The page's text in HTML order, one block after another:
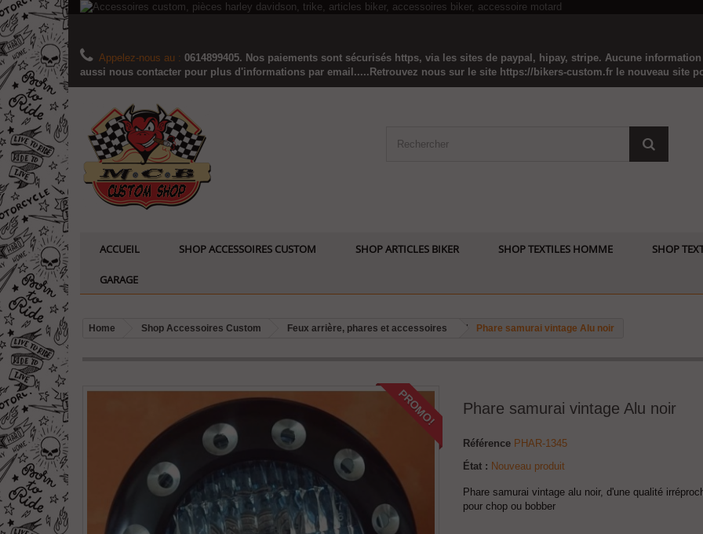
Appelez-nous au : 0614899405. Nos paiements sont sécurisés https, via les sites de paypal, hipay, stripe. Aucune
aussi nous contacter pour plus d'informations par email.....Retrouvez nous sur le site https://bikers-custom.fr le nouveau site
ACCUEIL SHOP ACCESSOIRES CUSTOM SHOP ARTICLES BIKER SHOP TEXTILES HOMME SHOP
GARAGE
Home Shop Accessoires Custom Feux arrière, phares et accessoires Phare samurai vintage Alu noir
PROMO! Phare samurai vintage Alu noir
Référence PHAR-1345
État : Nouveau produit
Phare samurai vintage alu noir, d'une qualité
pour chop ou bobber